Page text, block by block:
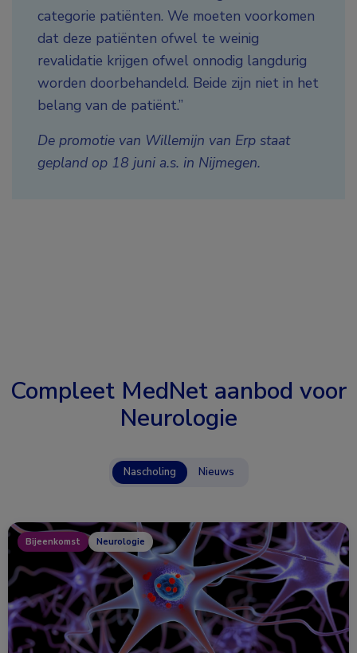
categorie patiënten. We moeten voorkomen
dat deze patiënten ofwel te weinig
revalidatie krijgen ofwel onnodig langdurig
worden doorbehandeld. Beide zijn niet in het
belang van de patiënt.”
De promotie van Willemijn van Erp staat
gepland op 18 juni a.s. in Nijmegen.
Compleet MedNet aanbod voor
Neurologie
Nascholing Nieuws
Bijeenkomst Neurologie